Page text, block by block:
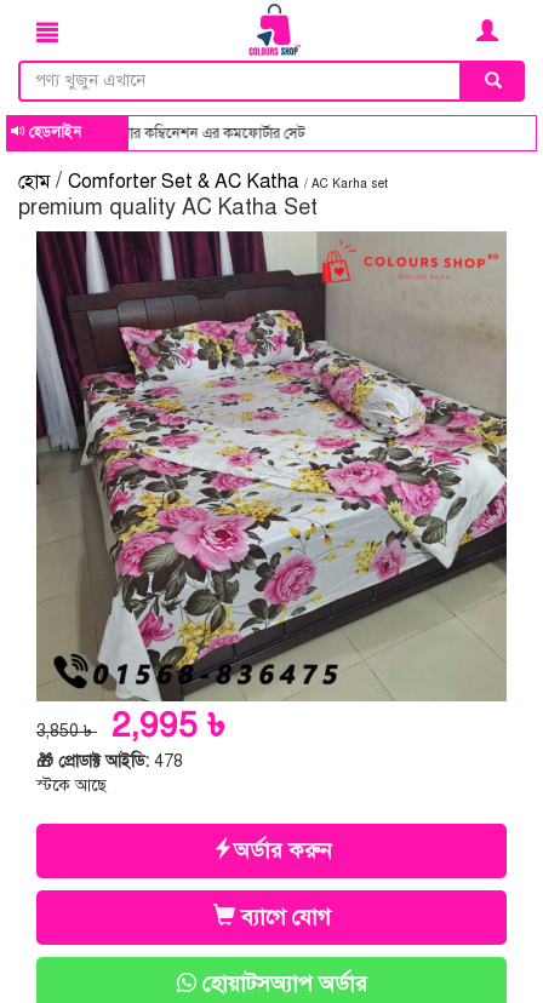
হেডলাইন
ও কালার কম্বিনেশন এর কমফোর্টার সেট
হোম / Comforter Set & AC Katha / AC Karha set
premium quality AC Katha Set
3,850 ৳ 2,995 ৳
🎁 প্রোডাক্ট আইডি: 478
স্টকে আছে
অর্ডার করুন
ব্যাগে যোগ
হোয়াটসঅ্যাপ অর্ডার